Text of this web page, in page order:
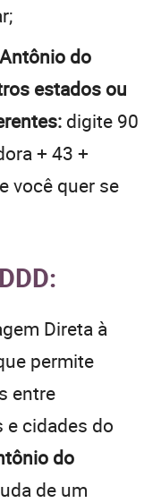
do
estados ou
digite 90
+ 43 +
você quer se
Direta à
permite
entre
e cidades do
do
de um